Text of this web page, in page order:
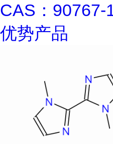
CAS：90767-
优势产品